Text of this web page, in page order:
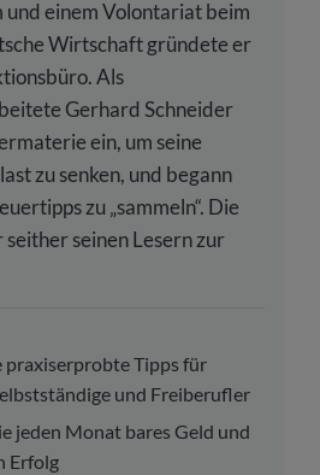
und einem Volontariat beim
Wirtschaft gründete er
Als
Gerhard Schneider
ein, um seine
zu senken, und begann
zu „sammeln“. Die
seinen Lesern zur
praxiserprobte Tipps für
und Freiberufler
jeden Monat bares Geld und
Erfolg